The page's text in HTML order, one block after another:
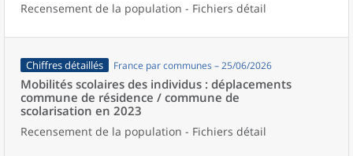
Recensement de la population - Fichiers détail
Chiffres détaillés France par communes – 25/06/2026
Mobilités scolaires des individus : déplacements
commune de résidence / commune de
scolarisation en 2023
Recensement de la population - Fichiers détail